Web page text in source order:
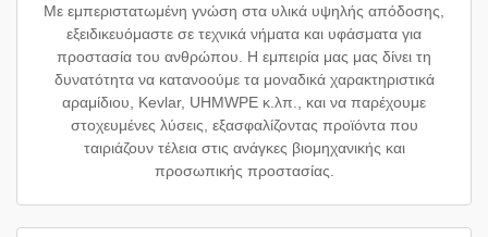
Με εμπεριστατωμένη γνώση στα υλικά υψηλής απόδοσης,
εξειδικευόμαστε σε τεχνικά νήματα και υφάσματα για
προστασία του ανθρώπου. Η εμπειρία μας μας δίνει τη
δυνατότητα να κατανοούμε τα μοναδικά χαρακτηριστικά
αραμίδιου, Kevlar, UHMWPE κ.λπ., και να παρέχουμε
στοχευμένες λύσεις, εξασφαλίζοντας προϊόντα που
ταιριάζουν τέλεια στις ανάγκες βιομηχανικής και
προσωπικής προστασίας.